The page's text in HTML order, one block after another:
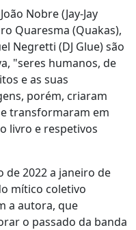
Nobre (Jay-Jay
Quaresma (Quakas),
Negretti (DJ Glue) são
"seres humanos, de
e as suas
porém, criaram
transformaram em
livro e respetivos
de 2022 a janeiro de
mítico coletivo
a autora, que
o passado da banda